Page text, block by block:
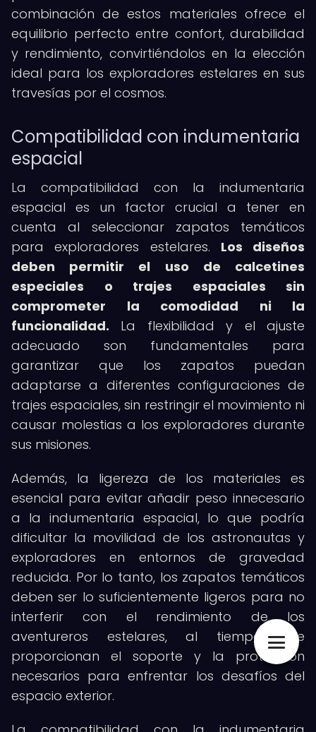
combinación de estos materiales ofrece el
equilibrio perfecto entre confort, durabilidad
y rendimiento, convirtiéndolos en la elección
ideal para los exploradores estelares en sus
travesías por el cosmos.
Compatibilidad con indumentaria
espacial
La compatibilidad con la indumentaria
espacial es un factor crucial a tener en
cuenta al seleccionar zapatos temáticos
para exploradores estelares. Los diseños
deben permitir el uso de calcetines
especiales o trajes espaciales sin
comprometer la comodidad ni la
funcionalidad. La flexibilidad y el ajuste
adecuado son fundamentales para
garantizar que los zapatos puedan
adaptarse a diferentes configuraciones de
trajes espaciales, sin restringir el movimiento ni
causar molestias a los exploradores durante
sus misiones.
Además, la ligereza de los materiales es
esencial para evitar añadir peso innecesario
a la indumentaria espacial, lo que podría
dificultar la movilidad de los astronautas y
exploradores en entornos de gravedad
reducida. Por lo tanto, los zapatos temáticos
deben ser lo suficientemente ligeros para no
interferir con el rendimiento de los
aventureros estelares, al tiempo que
proporcionan el soporte y la protección
necesarios para enfrentar los desafíos del
espacio exterior.